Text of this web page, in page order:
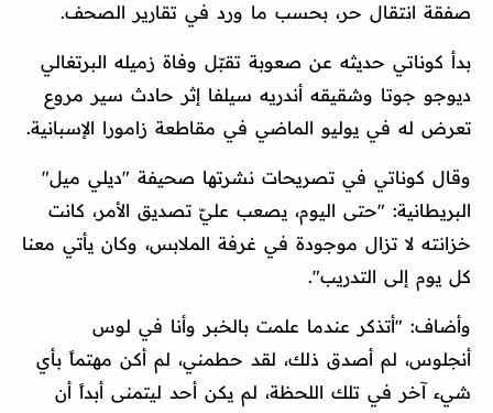
صفقة انتقال حر، بحسب ما ورد في تقارير الصحف.
بدأ كوناتي حديثه عن صعوبة تقبّل وفاة زميله البرتغالي
ديوجو جوتا وشقيقه أندريه سيلفا إثر حادث سير مروع
تعرض له في يوليو الماضي في مقاطعة زامورا الإسبانية.
وقال كوناتي في تصريحات نشرتها صحيفة "ديلي ميل"
البريطانية: "حتى اليوم، يصعب عليّ تصديق الأمر، كانت
خزانته لا تزال موجودة في غرفة الملابس، وكان يأتي معنا
كل يوم إلى التدريب".
وأضاف: "أتذكر عندما علمت بالخبر وأنا في لوس
أنجلوس، لم أصدق ذلك، لقد حطمني، لم أكن مهتماً بأي
شيء آخر في تلك اللحظة، لم يكن أحد ليتمنى أبداً أن